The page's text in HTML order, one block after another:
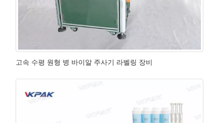
고속 수평 원형 병 바이알 주사기 라벨링 장비